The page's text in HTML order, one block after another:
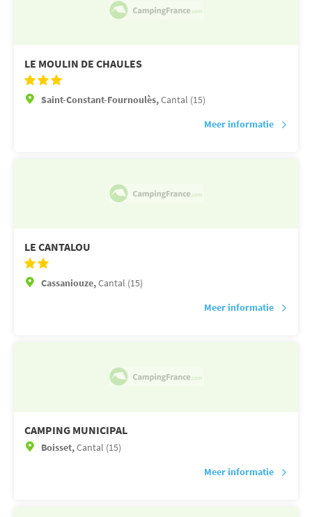
LE MOULIN DE CHAULES
Saint-Constant-Fournoulès,Cantal (15)
Meer informatie
LE CANTALOU
Cassaniouze,Cantal (15)
Meer informatie
CAMPING MUNICIPAL
Boisset,Cantal (15)
Meer informatie